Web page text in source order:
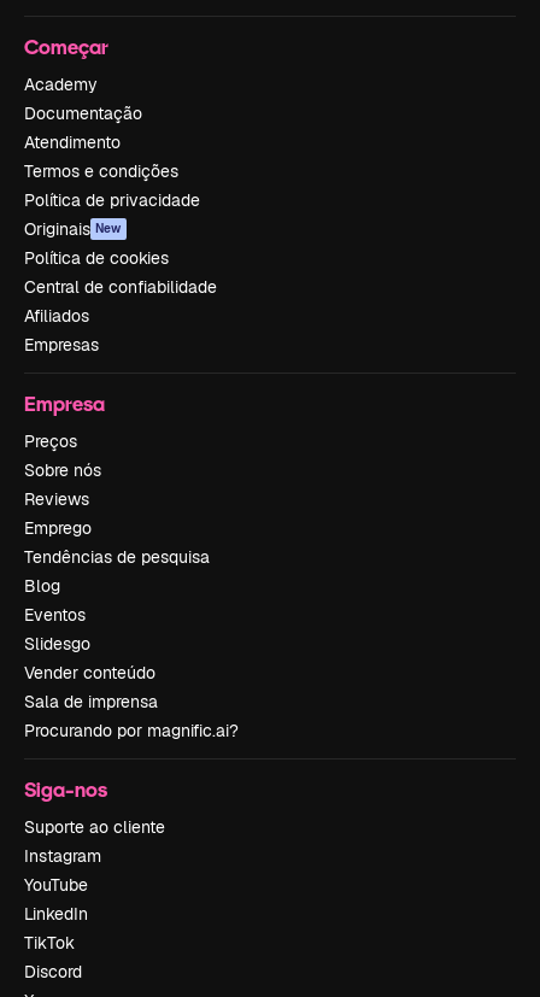
Começar
Academy
Documentação
Atendimento
Termos e condições
Política de privacidade
Originais New
Política de cookies
Central de confiabilidade
Afiliados
Empresas
Empresa
Preços
Sobre nós
Reviews
Emprego
Tendências de pesquisa
Blog
Eventos
Slidesgo
Vender conteúdo
Sala de imprensa
Procurando por magnific.ai?
Siga-nos
Suporte ao cliente
Instagram
YouTube
LinkedIn
TikTok
Discord